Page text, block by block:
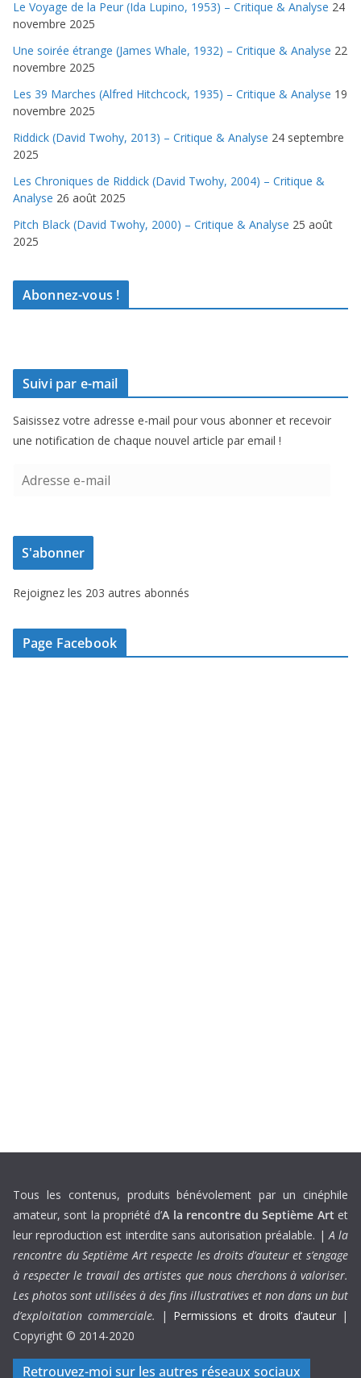
Le Voyage de la Peur (Ida Lupino, 1953) – Critique & Analyse 24
novembre 2025
Une soirée étrange (James Whale, 1932) – Critique & Analyse 22
novembre 2025
Les 39 Marches (Alfred Hitchcock, 1935) – Critique & Analyse 19
novembre 2025
Riddick (David Twohy, 2013) – Critique & Analyse 24 septembre
2025
Les Chroniques de Riddick (David Twohy, 2004) – Critique &
Analyse 26 août 2025
Pitch Black (David Twohy, 2000) – Critique & Analyse 25 août
2025
Abonnez-vous !
Suivi par e-mail
Saisissez votre adresse e-mail pour vous abonner et recevoir
une notification de chaque nouvel article par email !
e
s
e
-
m
S'abonner
Rejoignez les 203 autres abonnés
Page Facebook
Tous les contenus, produits bénévolement par un cinéphile
amateur, sont la propriété d’A la rencontre du Septième Art et
leur reproduction est interdite sans autorisation préalable. |A la
rencontre du Septième Art respecte les droits d’auteur et s’engage
à respecter le travail des artistes que nous cherchons à valoriser.
Les photos sont utilisées à des fins illustratives et non dans un but
d’exploitation commerciale.
| Permissions et droits d’auteur |
Copyright © 2014-2020
Retrouvez-moi sur les autres réseaux sociaux